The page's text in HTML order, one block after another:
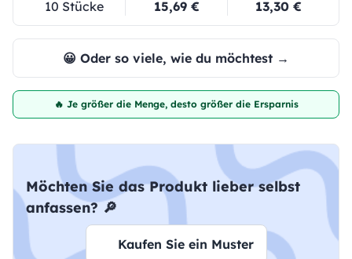
10 Stücke 15,69 € 13,30 €
😀 Oder so viele, wie du möchtest →
🔥 Je größer die Menge, desto größer die Ersparnis
Möchten Sie das Produkt lieber selbst
anfassen? 🔎
Kaufen Sie ein Muster